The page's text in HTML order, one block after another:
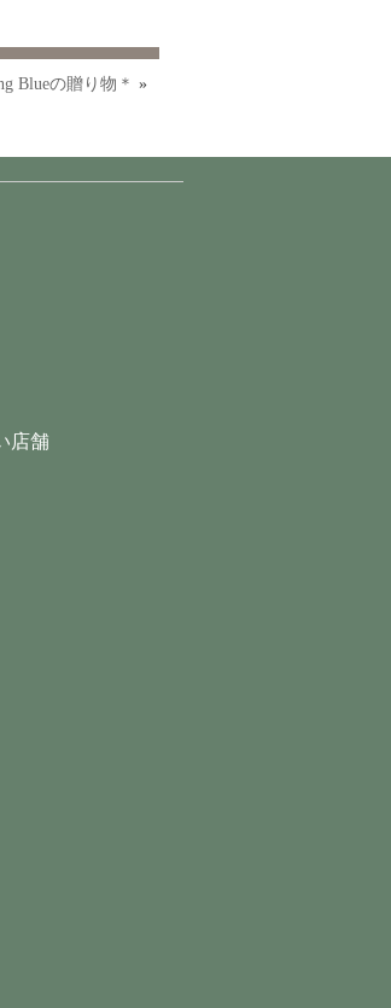
Blueの贈り物＊ »
店舗